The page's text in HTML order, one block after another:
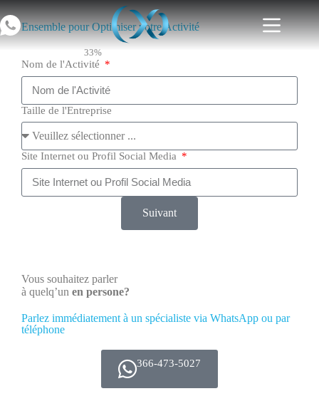
Vous souhaitez parler
à quelq’un en persone?
Parlez immédiatement à un spécialiste via WhatsApp ou par
téléphone
366-473-5027
Ensemble pour Optimiser votre Activité
33%
Nom de l'Activité
Taille de l'Entreprise
Site Internet ou Profil Social Media
Suivant